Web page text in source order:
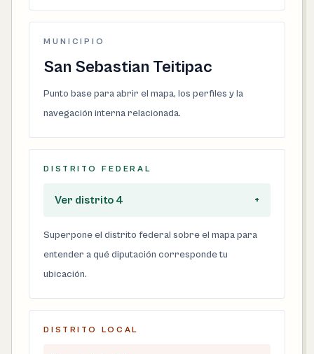
MUNICIPIO
San Sebastian Teitipac
Punto base para abrir el mapa, los perfiles y la
navegación interna relacionada.
DISTRITO FEDERAL
Ver distrito 4 +
Superpone el distrito federal sobre el mapa para
entender a qué diputación corresponde tu
ubicación.
DISTRITO LOCAL